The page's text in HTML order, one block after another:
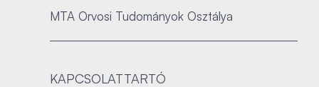
MTA Orvosi Tudományok Osztálya
KAPCSOLATTARTÓ